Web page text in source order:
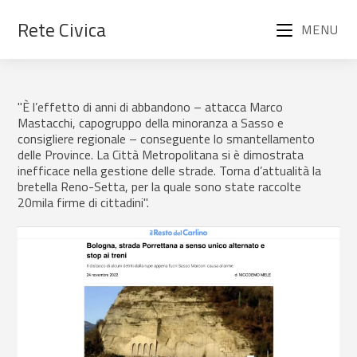
Rete Civica MENU
"È l’effetto di anni di abbandono – attacca Marco
Mastacchi, capogruppo della minoranza a Sasso e
consigliere regionale – conseguente lo smantellamento
delle Province. La Città Metropolitana si è dimostrata
inefficace nella gestione delle strade. Torna d’attualità la
bretella Reno-Setta, per la quale sono state raccolte
20mila firme di cittadini".